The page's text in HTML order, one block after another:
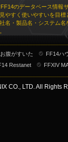
のデータベース情報
やすく使いやすいを目標
名・製品名・システム名
腹がすいた
FF14ハ
Restanet FFXIV
CO., LTD. All Rights